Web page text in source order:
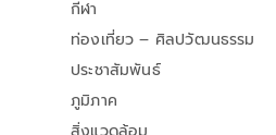
กีฬา
ท่องเที่ยว – ศิลปวัฒนธรรม
ประชาสัมพันธ์
ภูมิภาค